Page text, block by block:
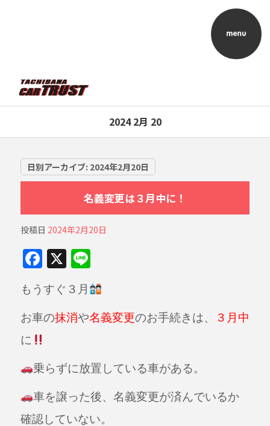
2024 2月 20
日別アーカイブ: 2024年2月20日
名義変更は３月中に！
投稿日 2024年2月20日
F
a
c
e
o
o
k
X Li
n
e
もうすぐ３月
お車の抹消や名義変更のお手続きは、
３月中
に
乗らずに放置している車がある。
車を譲った後、名義変更が済んでいるか
確認していない。